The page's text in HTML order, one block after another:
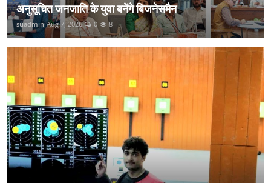
अनुसूचित जनजाति के युवा बनेंगे बिजनेसमैन
suadmin Aug 7, 2026 0 8